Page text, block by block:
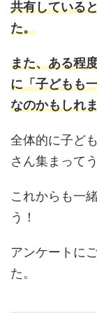
共有している
た。
また、ある程
に「子どもも
なのかもしれ
全体的に子ど
さん集まって
これからも一
う！
アンケートに
た。